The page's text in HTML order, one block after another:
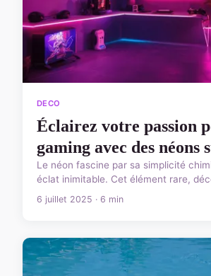
DECO
Éclairez votre passion
gaming avec des néons
Le néon fascine par sa simplicité
éclat inimitable. Cet élément rare,
6 juillet 2025 · 6 min